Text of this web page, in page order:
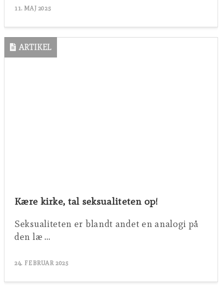
11. MAJ 2025
ARTIKEL
Kære kirke, tal seksualiteten op!
Seksualiteten er blandt andet en analogi på
den læ …
24. FEBRUAR 2025